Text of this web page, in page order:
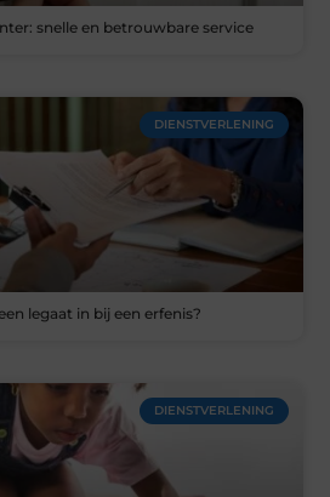
snelle en betrouwbare service
DIENSTVERLENING
legaat in bij een erfenis?
DIENSTVERLENING